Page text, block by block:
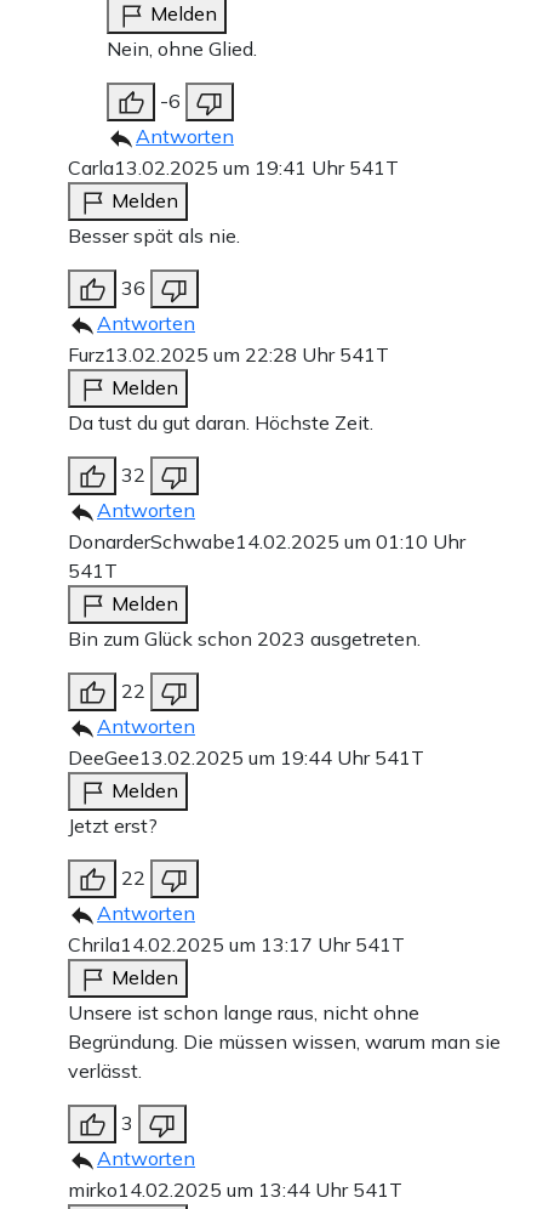
Melden
Nein, ohne Glied.
-6
Antworten
Carla13.02.2025 um 19:41 Uhr 541T
Melden
Besser spät als nie.
36
Antworten
Furz13.02.2025 um 22:28 Uhr 541T
Melden
Da tust du gut daran. Höchste Zeit.
32
Antworten
DonarderSchwabe14.02.2025 um 01:10 Uhr
541T
Melden
Bin zum Glück schon 2023 ausgetreten.
22
Antworten
DeeGee13.02.2025 um 19:44 Uhr 541T
Melden
Jetzt erst?
22
Antworten
Chrila14.02.2025 um 13:17 Uhr 541T
Melden
Unsere ist schon lange raus, nicht ohne
Begründung. Die müssen wissen, warum man sie
verlässt.
3
Antworten
mirko14.02.2025 um 13:44 Uhr 541T